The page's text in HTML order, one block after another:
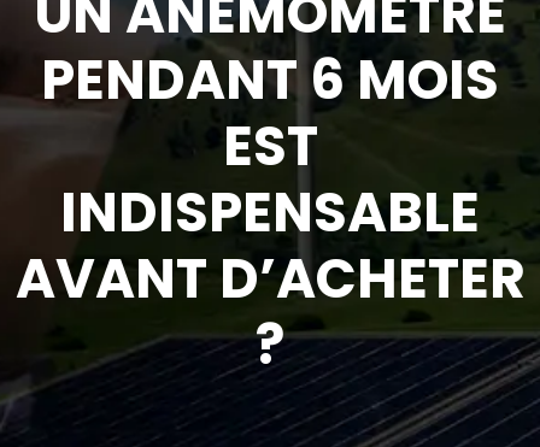
PENDANT 6 MOIS
EST
INDISPENSABLE
AVANT D’ACHETER
?